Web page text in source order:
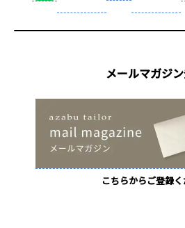
メールマガジ
こちらからご登録